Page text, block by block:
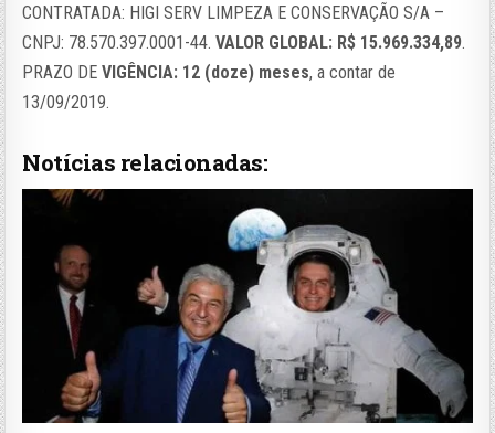
CONTRATADA: HIGI SERV LIMPEZA E CONSERVAÇÃO S/A –
CNPJ: 78.570.397.0001-44.VALOR GLOBAL: R$ 15.969.334,89.
PRAZO DEVIGÊNCIA: 12 (doze) meses, a contar de
13/09/2019.
Notícias relacionadas: